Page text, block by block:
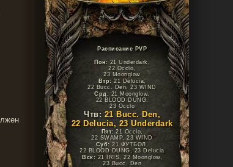
Расписание PVP
Пон: 21 Underdark,
22 Occlo,
23 Moonglow
Втр: 21 Delucia,
22 Bucc. Den, 23 WIND
Срд: 21 Moonglow,
22 BLOOD DUNG,
23 Occlo
Чтв: 21 Bucc. Den,
22 Delucia, 23 Underdark
Пят: 21 Occlo,
22 SWAMP, 23 WIND
Суб:21 ФУТБОЛ,
22 BLOOD DUNG, 23 Delucia
Вск: 21 IRIS, 22 Moonglow,
23 Bucc. Den